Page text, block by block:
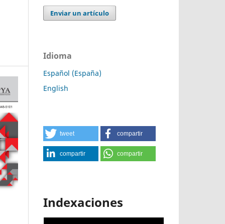
Enviar un artículo
Idioma
Español (España)
English
tweet compartir
compartir compartir
Indexaciones